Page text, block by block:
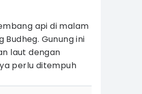
api di malam
Gunung ini
laut dengan
perlu ditempuh